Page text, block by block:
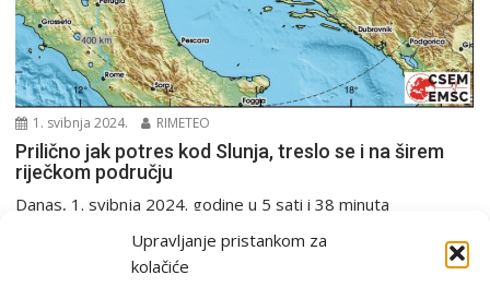
Upravljanje pristankom za
kolačiće
1. svibnja 2024. RIMETEO
Prilično jak potres kod Slunja, treslo se i na širem
riječkom području
Danas, 1. svibnja 2024. godine u 5 sati i 38 minuta
seizmografi Seizmološke službe RH zabilježili...
Potres